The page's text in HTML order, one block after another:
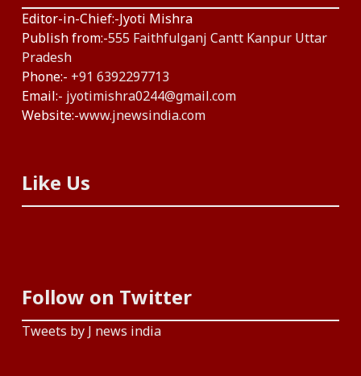
Editor-in-Chief:-Jyoti Mishra
Publish from:-555 Faithfulganj Cantt Kanpur Uttar
Pradesh
Phone:- +91 6392297713
Email:- jyotimishra0244@gmail.com
Website:-www.jnewsindia.com
Like Us
Follow on Twitter
Tweets by J news india